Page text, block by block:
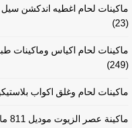
ماكينات لحام اغطيه اندكشن
(23)
ماكينات لحام اكياس وماكينات
(249)
ماكينات لحام وغلق اكواب